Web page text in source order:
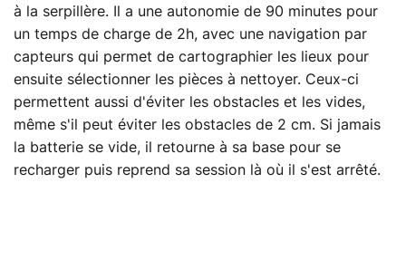
à la serpillère. Il a une autonomie de 90 minutes pour
un temps de charge de 2h, avec une navigation par
capteurs qui permet de cartographier les lieux pour
ensuite sélectionner les pièces à nettoyer. Ceux-ci
permettent aussi d'éviter les obstacles et les vides,
même s'il peut éviter les obstacles de 2 cm. Si jamais
la batterie se vide, il retourne à sa base pour se
recharger puis reprend sa session là où il s'est arrêté.